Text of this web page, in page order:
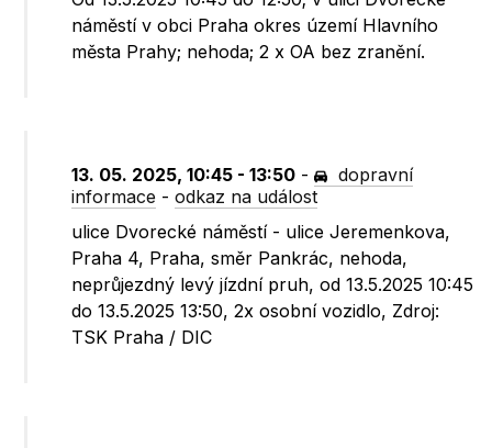
náměstí v obci Praha okres území Hlavního
města Prahy; nehoda; 2 x OA bez zranění.
13. 05. 2025, 10:45 - 13:50 -
dopravní
informace -odkaz na událost
ulice Dvorecké náměstí - ulice Jeremenkova,
Praha 4, Praha, směr Pankrác, nehoda,
neprůjezdný levý jízdní pruh, od 13.5.2025 10:45
do 13.5.2025 13:50, 2x osobní vozidlo, Zdroj:
TSK Praha / DIC